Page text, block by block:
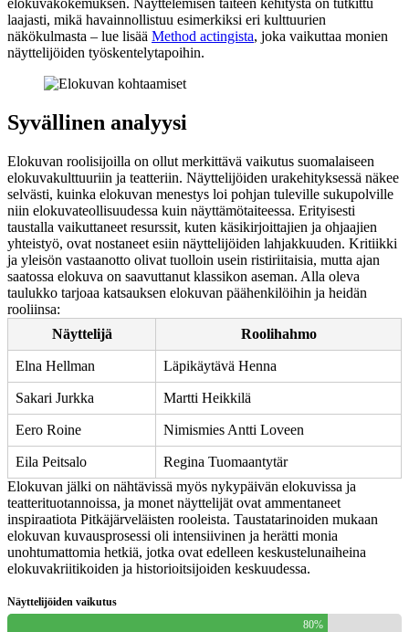
laajasti, mikä havainnollistuu esimerkiksi eri kulttuurien
näkökulmasta – lue lisää Method actingista, joka vaikuttaa monien
näyttelijöiden työskentelytapoihin.
Syvällinen analyysi
Elokuvan roolisijoilla on ollut merkittävä vaikutus suomalaiseen
elokuvakulttuuriin ja teatteriin. Näyttelijöiden urakehityksessä näkee
selvästi, kuinka elokuvan menestys loi pohjan tuleville sukupolville
niin elokuvateollisuudessa kuin näyttämötaiteessa. Erityisesti
taustalla vaikuttaneet resurssit, kuten käsikirjoittajien ja ohjaajien
yhteistyö, ovat nostaneet esiin näyttelijöiden lahjakkuuden. Kritiikki
ja yleisön vastaanotto olivat tuolloin usein ristiriitaisia, mutta ajan
saatossa elokuva on saavuttanut klassikon aseman. Alla oleva
taulukko tarjoaa katsauksen elokuvan päähenkilöihin ja heidän
rooliinsa:
Näyttelijä
Roolihahmo
Elna Hellman Läpikäytävä Henna
Sakari Jurkka Martti Heikkilä
Eero Roine Nimismies Antti Loveen
Eila Peitsalo
Regina Tuomaantytär
Elokuvan jälki on nähtävissä myös nykypäivän elokuvissa ja
teatterituotannoissa, ja monet näyttelijät ovat ammentaneet
inspiraatiota Pitkäjärveläisten rooleista. Taustatarinoiden mukaan
elokuvan kuvausprosessi oli intensiivinen ja herätti monia
unohtumattomia hetkiä, jotka ovat edelleen keskustelunaiheina
elokuvakriitikoiden ja historioitsijoiden keskuudessa.
Näyttelijöiden vaikutus
80%